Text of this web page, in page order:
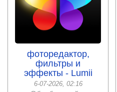
фоторедактор,
фильтры и
эффекты - Lumii
6-07-2026, 02:16